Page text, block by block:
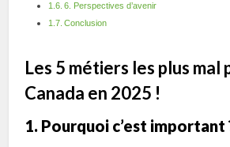
6. Perspectives d’avenir
Conclusion
Les 5 métiers les plus mal
Canada en 2025 !
1. Pourquoi c’est important